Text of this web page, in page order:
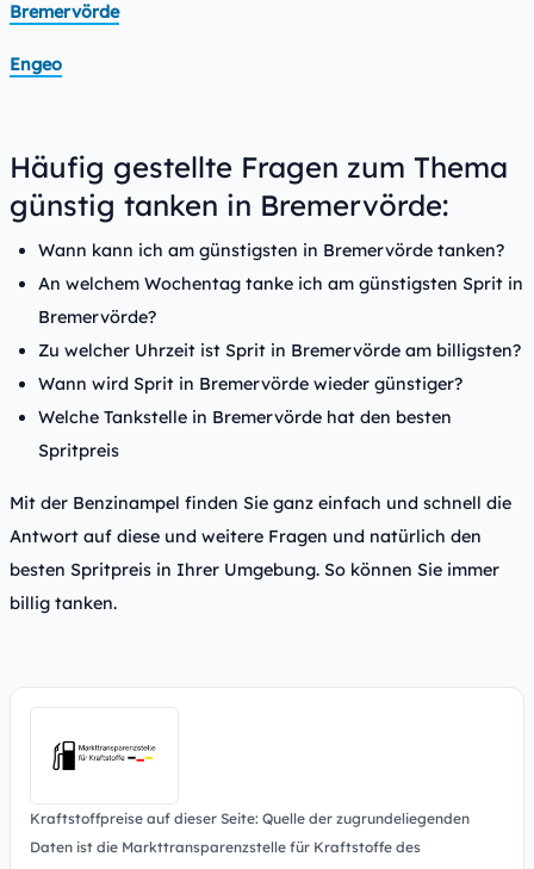
Bremervörde
Engeo
Häufig gestellte Fragen zum Thema
günstig tanken in Bremervörde:
Wann kann ich am günstigsten in Bremervörde tanken?
An welchem Wochentag tanke ich am günstigsten Sprit in
Bremervörde?
Zu welcher Uhrzeit ist Sprit in Bremervörde am billigsten?
Wann wird Sprit in Bremervörde wieder günstiger?
Welche Tankstelle in Bremervörde hat den besten
Spritpreis
Mit der Benzinampel finden Sie ganz einfach und schnell die
Antwort auf diese und weitere Fragen und natürlich den
besten Spritpreis in Ihrer Umgebung. So können Sie immer
billig tanken.
Kraftstoffpreise auf dieser Seite: Quelle der zugrundeliegenden
Daten ist die Markttransparenzstelle für Kraftstoffe des